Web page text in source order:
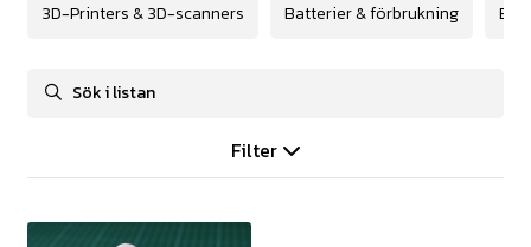
3D-Printers & 3D-scanners Batterier & förbrukning
Filter